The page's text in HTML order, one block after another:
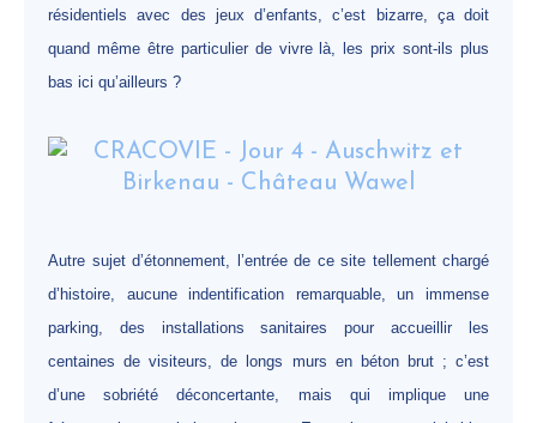
résidentiels avec des jeux d’enfants, c’est bizarre, ça doit
quand même être particulier de vivre là, les prix sont-ils plus
bas ici qu’ailleurs ?
Autre sujet d’étonnement, l’entrée de ce site tellement chargé
d’histoire, aucune indentification remarquable, un immense
parking, des installations sanitaires pour accueillir les
centaines de visiteurs, de longs murs en béton brut ; c’est
d’une sobriété déconcertante, mais qui implique une